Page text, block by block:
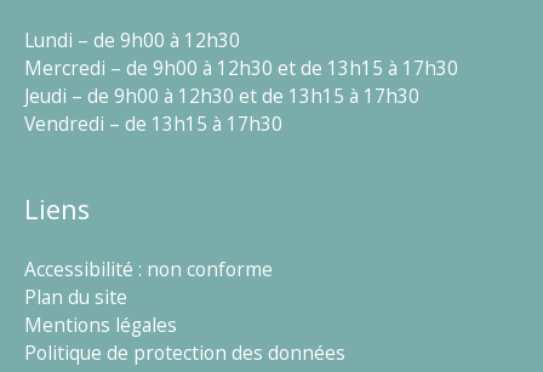
Lundi – de 9h00 à 12h30
Mercredi – de 9h00 à 12h30 et de 13h15 à 17h30
Jeudi – de 9h00 à 12h30 et de 13h15 à 17h30
Vendredi – de 13h15 à 17h30
Liens
Accessibilité : non conforme
Plan du site
Mentions légales
Politique de protection des données